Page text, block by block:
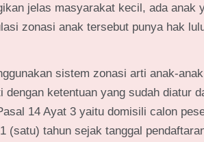
jelas masyarakat kecil, ada
zonasi anak tersebut punya hak
sistem zonasi arti anak-
ketentuan yang sudah diatur
14 Ayat 3 yaitu domisili calon
(satu) tahun sejak tanggal